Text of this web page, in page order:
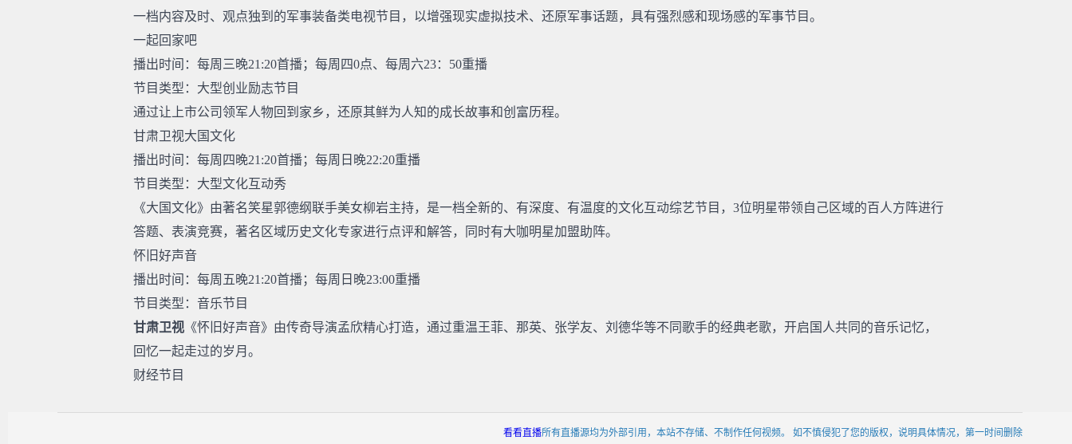
一档内容及时、观点独到的军事装备类电视节目，以增强现实虚拟技术、还原军事话题，具有强烈感和现场感的军事节目。
一起回家吧
播出时间：每周三晚21:20首播；每周四0点、每周六23：50重播
节目类型：大型创业励志节目
通过让上市公司领军人物回到家乡，还原其鲜为人知的成长故事和创富历程。
甘肃卫视大国文化
播出时间：每周四晚21:20首播；每周日晚22:20重播
节目类型：大型文化互动秀
《大国文化》由著名笑星郭德纲联手美女柳岩主持，是一档全新的、有深度、有温度的文化互动综艺节目，3位明星带领自己区域的百人方阵进行
答题、表演竞赛，著名区域历史文化专家进行点评和解答，同时有大咖明星加盟助阵。
怀旧好声音
播出时间：每周五晚21:20首播；每周日晚23:00重播
节目类型：音乐节目
甘肃卫视 《怀旧好声音》由传奇导演孟欣精心打造，通过重温王菲、那英、张学友、刘德华等不同歌手的经典老歌，开启国人共同的音乐记忆，
回忆一起走过的岁月。
财经节目
看看直播所有直播源均为外部引用，本站不存储、不制作任何视频。 如不慎侵犯了您的版权，说明具体情况，第一时间删除